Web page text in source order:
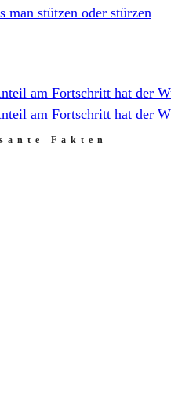
man stützen oder stürzen
am Fortschritt hat der
am Fortschritt hat der
Fakten